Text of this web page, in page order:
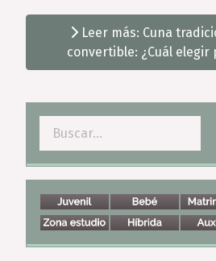
Leer más: Cuna
convertible: ¿Cuál elegir
Buscar